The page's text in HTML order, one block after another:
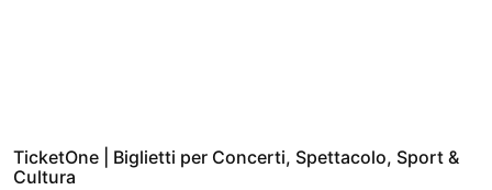
TicketOne | Biglietti per Concerti, Spettacolo, Sport &
Cultura